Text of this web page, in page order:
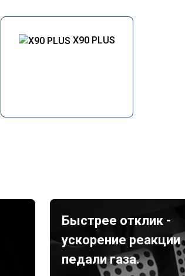
X90 PLUS
Быстрее отклик -
ускорение реакции
педали газа.